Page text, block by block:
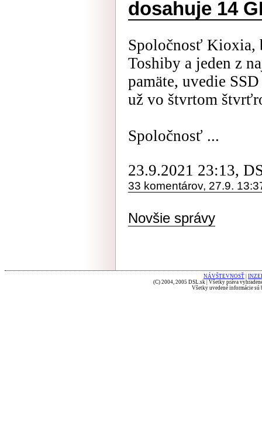
dosahuje 14
Spoločnosť Kioxia,
Toshiby a jeden z
pamäte, uvedie
už vo štvrtom
Spoločnosť ...
23.9.2021 23:13,
33 komentárov, 27.9.
Novšie správy
NÁVŠTEVNOSŤ
(C) 2004, 2005 DSL.sk | Všetky práva
Všetky uvedené informácie sú